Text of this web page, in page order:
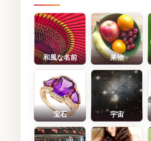
和風な名前 果物
宝石 宇宙